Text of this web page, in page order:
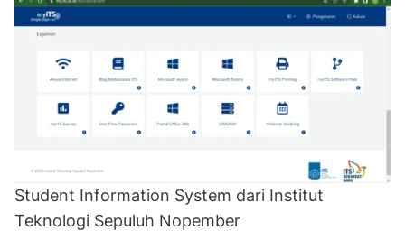
Student Information System dari Institut
Teknologi Sepuluh Nopember